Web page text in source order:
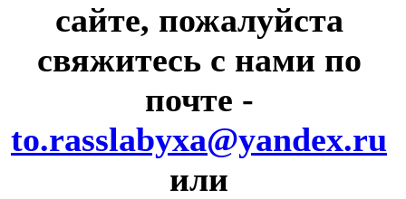
сайте, пожалуйста
свяжитесь с нами по
почте -
to.rasslabyxa@yandex.ru
или